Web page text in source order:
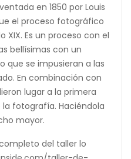
en 1850 por Louis
el proceso fotográfico
XIX. Es un proceso con el
bellísimas con un
que se impusieran a las
En combinación con
lugar a la primera
fotografía. Haciéndola
mayor.
del taller lo